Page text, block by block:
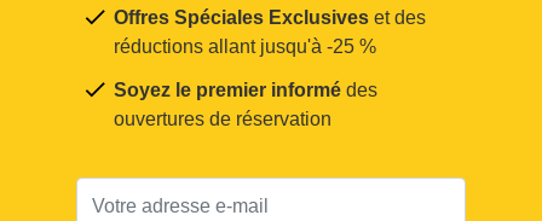
Offres Spéciales Exclusives et des
réductions allant jusqu'à -25 %
Soyez le premier informé des
ouvertures de réservation